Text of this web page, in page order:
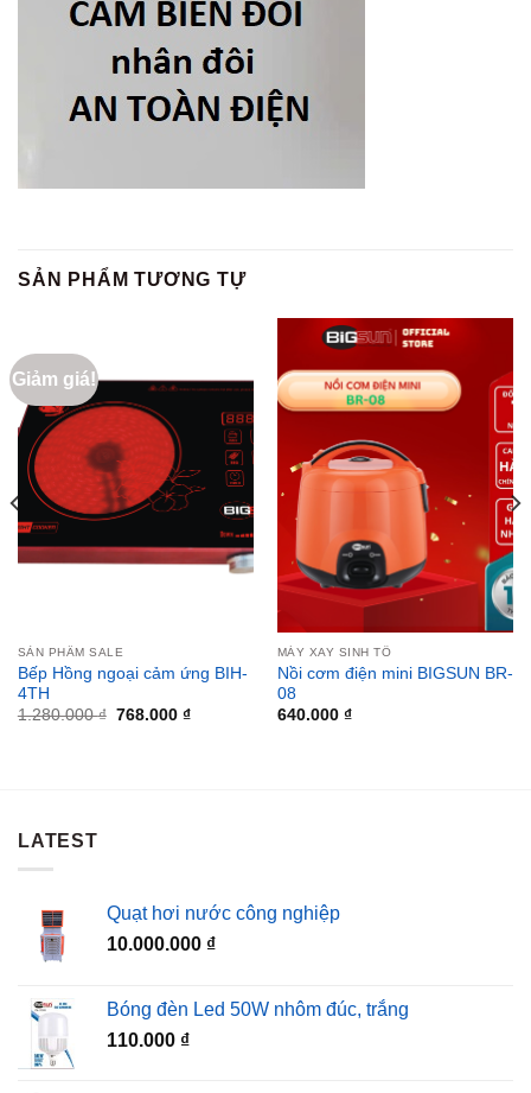
SẢN PHẨM TƯƠNG TỰ
Giảm giá!
SẢN PHẨM SALE
Bếp Hồng ngoại cảm ứng BIH-
4TH
1.280.000₫ Giá
768.000 ₫Giá
MÁY XAY SINH TỐ
Nồi cơm điện mini BIGSUN BR-
08
640.000 ₫
LATEST
Quạt hơi nước công nghiệp
10.000.000 ₫
Bóng đèn Led 50W nhôm đúc, trắng
110.000 ₫